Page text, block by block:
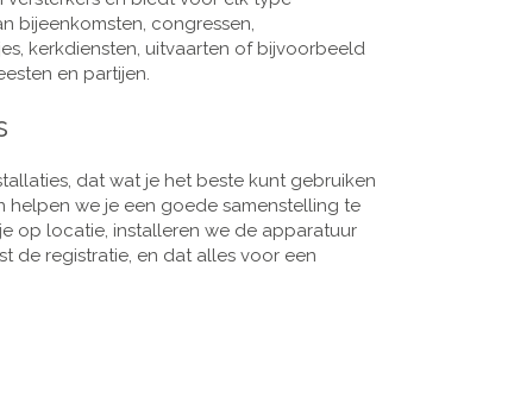
bijeenkomsten, congressen,
kerkdiensten, uitvaarten of bijvoorbeeld
en partijen.
dat wat je het beste kunt gebruiken
helpen we je een goede samenstelling te
op locatie, installeren we de apparatuur
de registratie, en dat alles voor een